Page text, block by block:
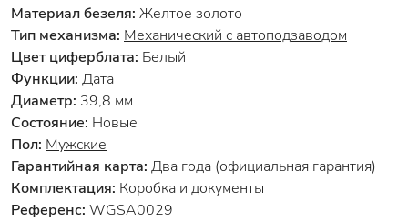
Материал безеля: Желтое золото
Тип механизма: Механический с автоподзаводом
Цвет циферблата: Белый
Функции: Дата
Диаметр: 39,8 мм
Состояние: Новые
Пол: Мужские
Гарантийная карта: Два года (официальная гарантия)
Комплектация: Коробка и документы
Референс: WGSA0029